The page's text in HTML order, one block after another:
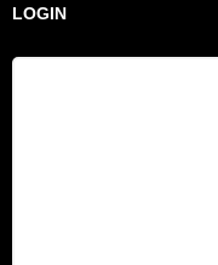
LOGIN